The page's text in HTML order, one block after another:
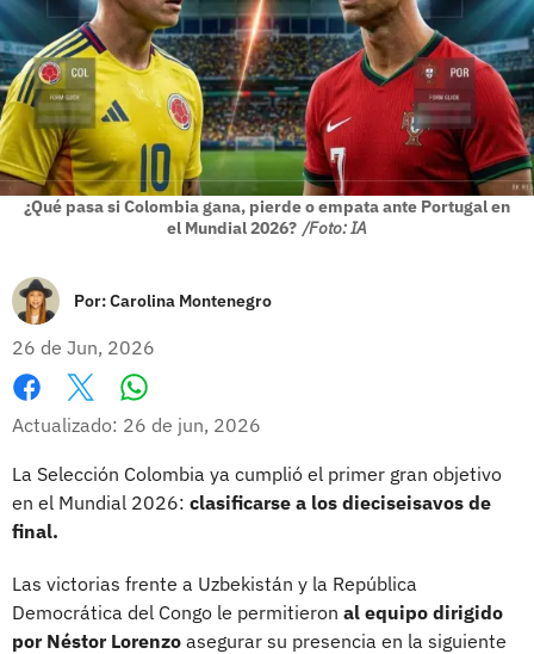
¿Qué pasa si Colombia gana, pierde o empata ante Portugal en
el Mundial 2026? /Foto: IA
Por:Carolina Montenegro
26 de Jun, 2026
Facebook
X
Actualizado: 26 de jun, 2026
La Selección Colombia ya cumplió el primer gran objetivo
en el Mundial 2026: clasificarse a los dieciseisavos de
final.
Las victorias frente a Uzbekistán y la República
Democrática del Congo le permitieron al equipo dirigido
por Néstor Lorenzo asegurar su presencia en la siguiente